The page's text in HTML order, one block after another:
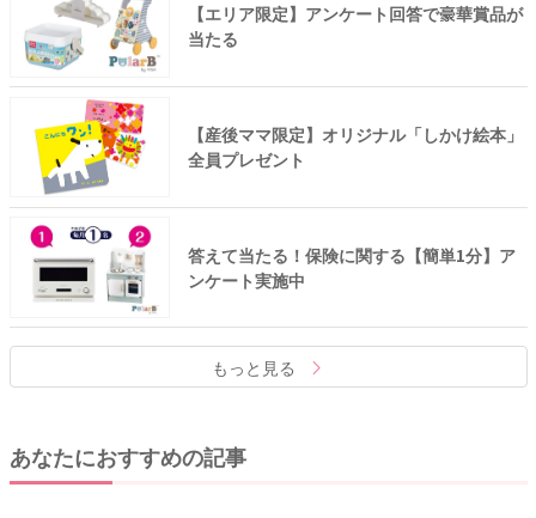
【エリア限定】アンケート回答で豪華賞品が
当たる
【産後ママ限定】オリジナル「しかけ絵本」
全員プレゼント
答えて当たる！保険に関する【簡単1分】ア
ンケート実施中
もっと見る
あなたにおすすめの記事